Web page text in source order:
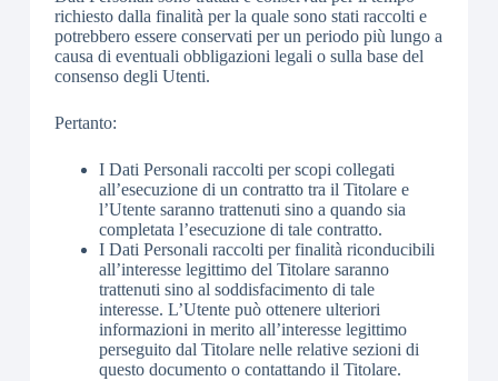
richiesto dalla finalità per la quale sono stati raccolti e
potrebbero essere conservati per un periodo più lungo a
causa di eventuali obbligazioni legali o sulla base del
consenso degli Utenti.
Pertanto:
I Dati Personali raccolti per scopi collegati
all’esecuzione di un contratto tra il Titolare e
l’Utente saranno trattenuti sino a quando sia
completata l’esecuzione di tale contratto.
I Dati Personali raccolti per finalità riconducibili
all’interesse legittimo del Titolare saranno
trattenuti sino al soddisfacimento di tale
interesse. L’Utente può ottenere ulteriori
informazioni in merito all’interesse legittimo
perseguito dal Titolare nelle relative sezioni di
questo documento o contattando il Titolare.